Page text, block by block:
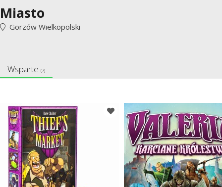
Miasto
Gorzów Wielkopolski
Wsparte (7)